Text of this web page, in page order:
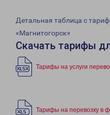
Детальная таблица с
«Магнитогорск»
Скачать тарифы
Тарифы на услуги
Тарифы на перевозку в